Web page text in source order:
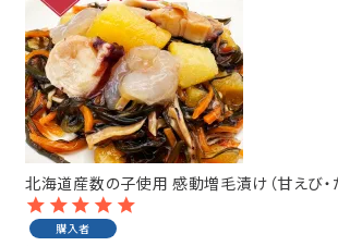
北海道産数の子使用 感動増毛漬け（甘えび・
購入者